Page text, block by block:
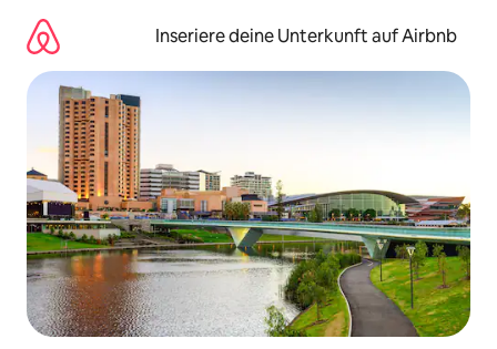
Inhalten
springen
Inseriere deine Unterkunft auf Airbnb